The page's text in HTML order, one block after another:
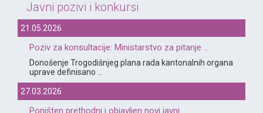
Javni pozivi i konkursi
21.05.2026
Poziv za konsultacije: Ministarstvo za pitanje ...
Donošenje Trogodišnjeg plana rada kantonalnih organa
uprave definisano ...
27.03.2026
Poništen prethodni i objavljen novi javni ...